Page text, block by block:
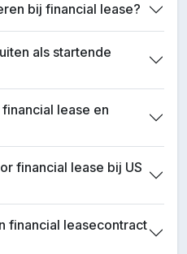
bij financial lease?
als startende
lease en
financial lease bij US
financial leasecontract